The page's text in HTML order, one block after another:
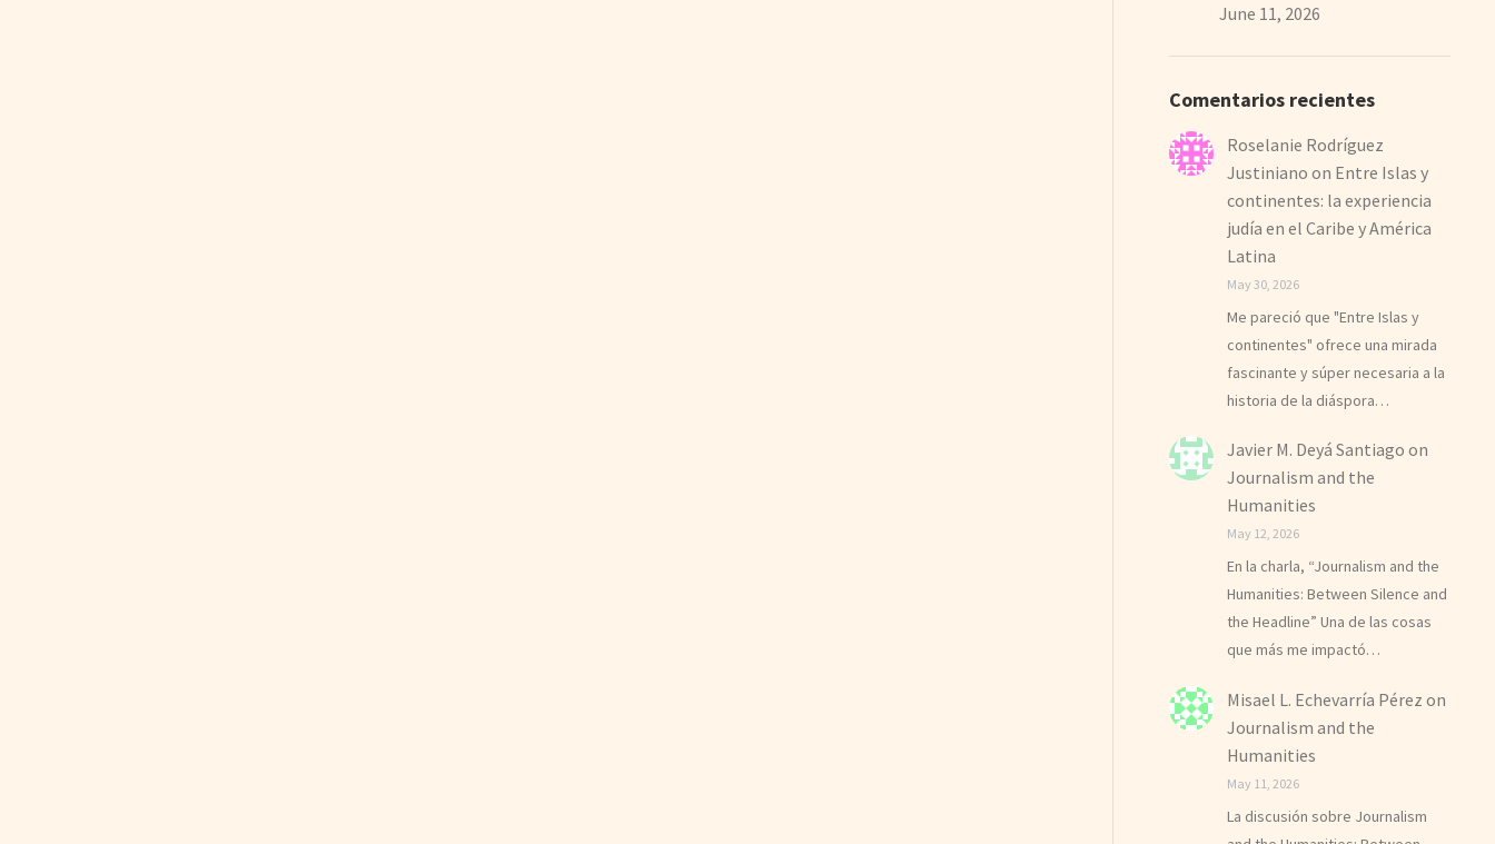
June 11, 2026
Comentarios recientes
Roselanie Rodríguez
Justiniano on Entre Islas y
continentes: la experiencia
judía en el Caribe y América
Latina
May 30, 2026
Me pareció que "Entre Islas y
continentes" ofrece una mirada
fascinante y súper necesaria a la
historia de la diáspora…
Javier M. Deyá Santiago on
Journalism and the
Humanities
May 12, 2026
En la charla, “Journalism and the
Humanities: Between Silence and
the Headline” Una de las cosas
que más me impactó…
Misael L. Echevarría Pérez on
Journalism and the
Humanities
May 11, 2026
La discusión sobre Journalism